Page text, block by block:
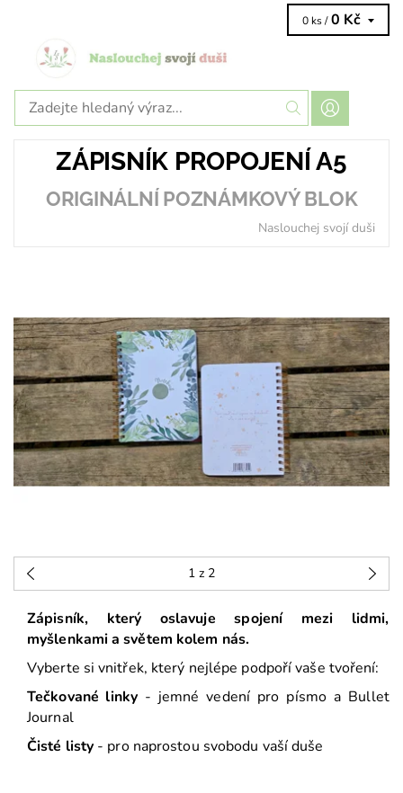
0 ks / 0 Kč
ZÁPISNÍK PROPOJENÍ A5
ORIGINÁLNÍ POZNÁMKOVÝ BLOK
Naslouchej svojí duši
1 z 2
Zápisník, který oslavuje spojení mezi lidmi,
myšlenkami a světem kolem nás.
Vyberte si vnitřek, který nejlépe podpoří vaše tvoření:
Tečkované linky - jemné vedení pro písmo a Bullet
Journal
Čisté listy - pro naprostou svobodu vaší duše